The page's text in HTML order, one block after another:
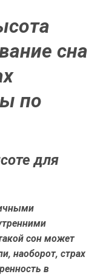
сна
по
для
сон может
наоборот, страх
в